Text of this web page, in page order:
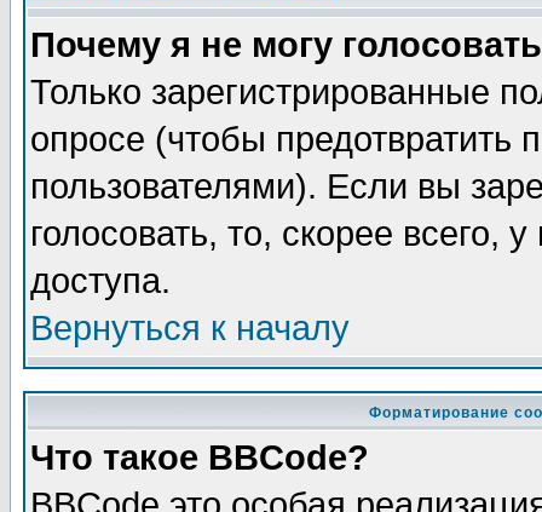
Почему я не могу
Только зарегистрированные
опросе (чтобы предотвратить
пользователями). Если вы
голосовать, то, скорее всего,
доступа.
Вернуться к началу
Форматирование
Что такое BBCode?